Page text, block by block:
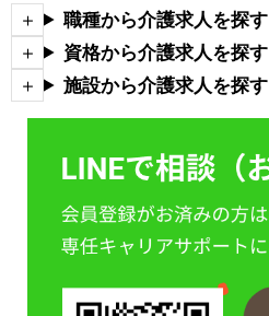
職種から介護求人を探す
資格から介護求人を探す
施設から介護求人を探す